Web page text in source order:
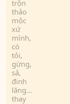
trộn
thảo
mộc
xứ
mình,
có
tỏi,
gừng,
sả,
đinh
lăng…
thay